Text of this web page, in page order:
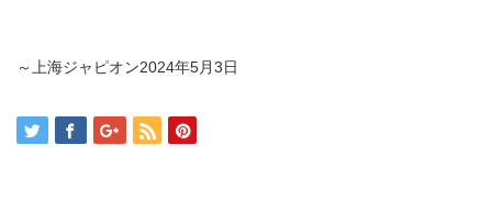
～上海ジャピオン2024年5月3日